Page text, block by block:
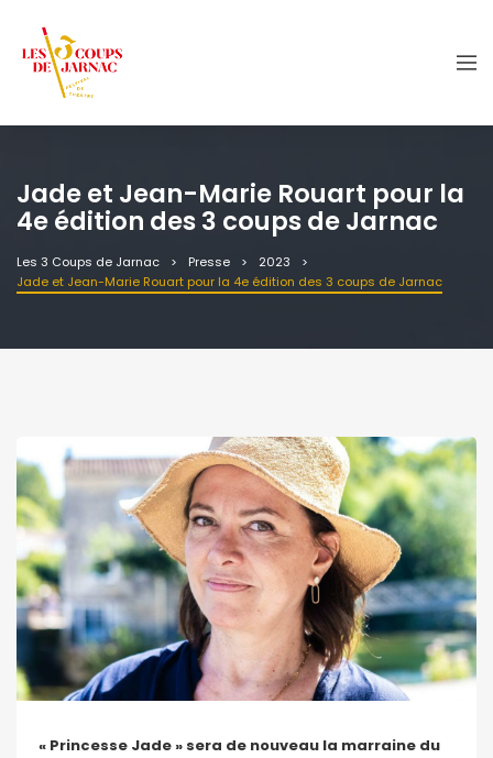
Jade et Jean-Marie Rouart pour la
4e édition des 3 coups de Jarnac
Les 3 Coups de Jarnac Presse
2023
Jade et Jean-Marie Rouart pour la 4e édition des 3 coups de Jarnac
« Princesse Jade » sera de nouveau la marraine du